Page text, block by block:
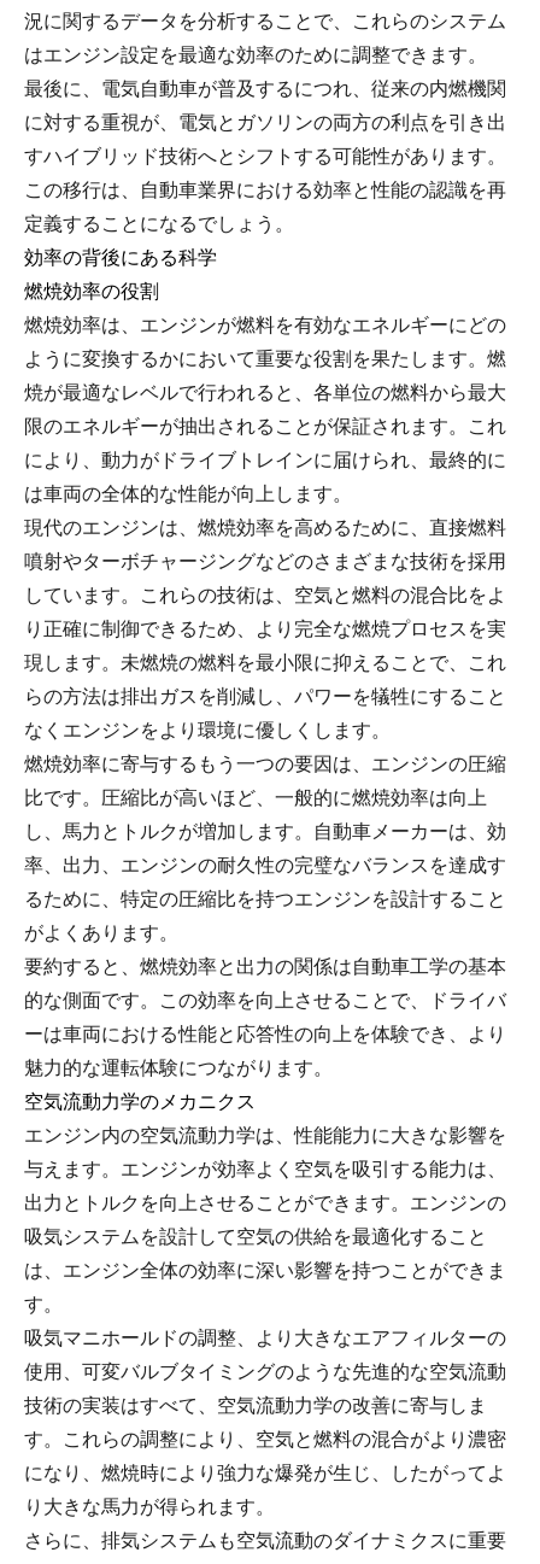
況に関するデータを分析することで、これらのシステム
はエンジン設定を最適な効率のために調整できます。
最後に、電気自動車が普及するにつれ、従来の内燃機関
に対する重視が、電気とガソリンの両方の利点を引き出
すハイブリッド技術へとシフトする可能性があります。
この移行は、自動車業界における効率と性能の認識を再
定義することになるでしょう。
効率の背後にある科学
燃焼効率の役割
燃焼効率は、エンジンが燃料を有効なエネルギーにどの
ように変換するかにおいて重要な役割を果たします。燃
焼が最適なレベルで行われると、各単位の燃料から最大
限のエネルギーが抽出されることが保証されます。これ
により、動力がドライブトレインに届けられ、最終的に
は車両の全体的な性能が向上します。
現代のエンジンは、燃焼効率を高めるために、直接燃料
噴射やターボチャージングなどのさまざまな技術を採用
しています。これらの技術は、空気と燃料の混合比をよ
り正確に制御できるため、より完全な燃焼プロセスを実
現します。未燃焼の燃料を最小限に抑えることで、これ
らの方法は排出ガスを削減し、パワーを犠牲にすること
なくエンジンをより環境に優しくします。
燃焼効率に寄与するもう一つの要因は、エンジンの圧縮
比です。圧縮比が高いほど、一般的に燃焼効率は向上
し、馬力とトルクが増加します。自動車メーカーは、効
率、出力、エンジンの耐久性の完璧なバランスを達成す
るために、特定の圧縮比を持つエンジンを設計すること
がよくあります。
要約すると、燃焼効率と出力の関係は自動車工学の基本
的な側面です。この効率を向上させることで、ドライバ
ーは車両における性能と応答性の向上を体験でき、より
魅力的な運転体験につながります。
空気流動力学のメカニクス
エンジン内の空気流動力学は、性能能力に大きな影響を
与えます。エンジンが効率よく空気を吸引する能力は、
出力とトルクを向上させることができます。エンジンの
吸気システムを設計して空気の供給を最適化すること
は、エンジン全体の効率に深い影響を持つことができま
す。
吸気マニホールドの調整、より大きなエアフィルターの
使用、可変バルブタイミングのような先進的な空気流動
技術の実装はすべて、空気流動力学の改善に寄与しま
す。これらの調整により、空気と燃料の混合がより濃密
になり、燃焼時により強力な爆発が生じ、したがってよ
り大きな馬力が得られます。
さらに、排気システムも空気流動のダイナミクスに重要